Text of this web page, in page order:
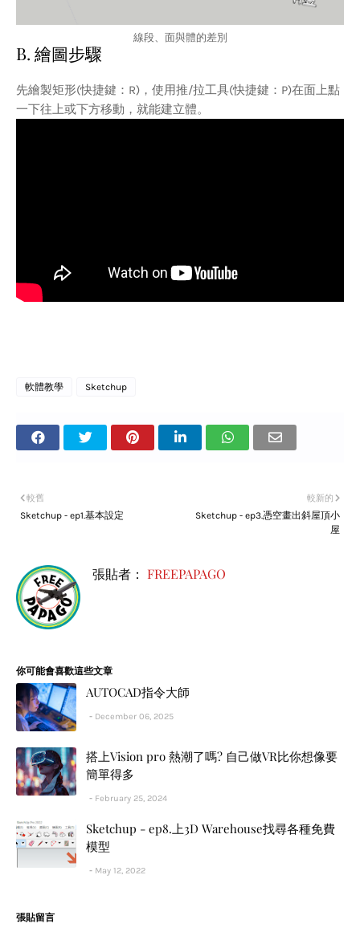
線段、面與體的差別
B. 繪圖步驟
先繪製矩形(快捷鍵：R)，使用推/拉工具(快捷鍵：P)在面上點
一下往上或下方移動，就能建立體。
軟體教學 Sketchup
較新的
Sketchup - ep3.憑空畫出斜屋頂小
屋
較舊
Sketchup - ep1.基本設定
張貼者： FREEPAPAGO
你可能會喜歡這些文章
AUTOCAD指令大師
December 06, 2025
搭上Vision pro 熱潮了嗎? 自己做VR比你想像要
簡單得多
February 25, 2024
Sketchup - ep8.上3D Warehouse找尋各種免費
模型
May 12, 2022
張貼留言